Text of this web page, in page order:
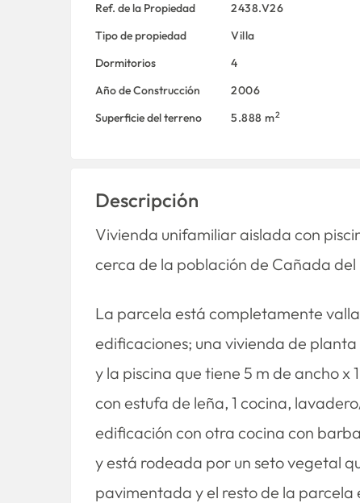
Ref. de la Propiedad 2438.V26
Tipo de propiedad
Villa
Dormitorios
4
Año de Construcción
2006
Superficie del terreno 5.888 m2
Descripción
Vivienda unifamiliar aislada con
cerca de la población de Cañada del
La parcela está completamente
edificaciones; una vivienda de
y la piscina que tiene 5 m de ancho
con estufa de leña, 1 cocina,
edificación con otra cocina con
y está rodeada por un seto vegetal
pavimentada y el resto de la